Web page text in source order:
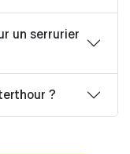
un serrurier
?